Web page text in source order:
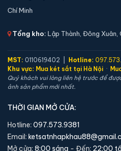
Xem chi tiết →
Chí Minh
Tổng kho: Lập Thành, Đông Xuân,
MST: 0110619402 | Hotline:
Khu vực: Mua két sắt tại Hà Nội ·
Quý khách vui lòng liên hệ trước để
ảnh sản phẩm mới nhất.
THỜI GIAN MỞ CỬA:
Hotline: 097.573.9381
Email:
Mở cửa: 8:00 sáng - Đến: 22:00